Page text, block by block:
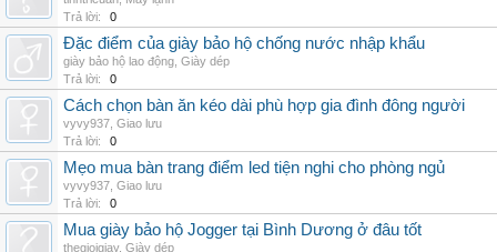
Trả lời:
0
Đặc điểm của giày bảo hộ chống nước nhập khẩu
giày bảo hộ lao động Giày dép
Trả lời:
0
Cách chọn bàn ăn kéo dài phù hợp gia đình đông người
vyvy937 Giao lưu
Trả lời:
0
Mẹo mua bàn trang điểm led tiện nghi cho phòng ngủ
vyvy937 Giao lưu
Trả lời:
0
Mua giày bảo hộ Jogger tại Bình Dương ở đâu tốt
thegioigiay, Giày dép